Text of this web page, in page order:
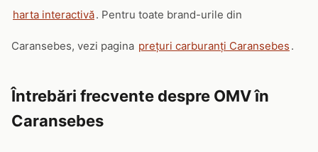
harta interactivă. Pentru toate brand-urile din
Caransebes, vezi pagina prețuri carburanți Caransebes .
Întrebări frecvente despre OMV în
Caransebes